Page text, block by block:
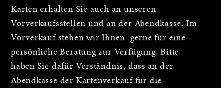
Karten erhalten Sie auch an unseren
Vorverkaufsstellen und an der Abendkasse. Im
Vorverkauf stehen wir Ihnen gerne für eine
persönliche Beratung zur Verfügung. Bitte
haben Sie dafür Verständnis, dass an der
Abendkasse der Kartenverkauf für die